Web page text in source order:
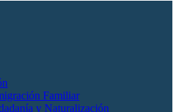
Familiar
y Naturalización